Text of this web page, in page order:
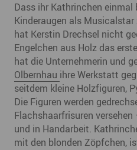
Dass ihr Kathrinchen
Kinderaugen als
hat Kerstin Drechsel nicht
Engelchen aus Holz das
hat die Unternehmerin und
Olbernhau ihre Werkstatt
seitdem kleine Holzfiguren,
Die Figuren werden
Flachshaarfrisuren
und in Handarbeit.
mit den blonden Zöpfchen,